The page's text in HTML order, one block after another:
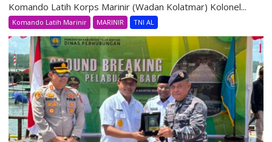
Komando Latih Korps Marinir (Wadan Kolatmar) Kolonel...
Komando Latih Marinir MARINIR TNI AL